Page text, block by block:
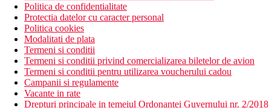
Politica de confidentialitate
Protectia datelor cu caracter personal
Politica cookies
Modalitati de plata
Termeni si conditii
Termeni si conditii privind comercializarea biletelor de avion
Termeni si conditii pentru utilizarea voucherului cadou
Campanii si regulamente
Vacante in rate
Drepturi principale in temeiul Ordonantei Guvernului nr. 2/2018